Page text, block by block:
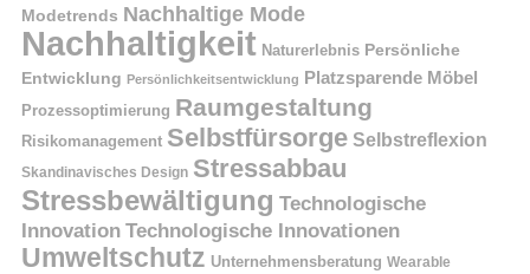
Modetrends Nachhaltige Mode
Nachhaltigkeit Naturerlebnis Persönliche
Entwicklung Persönlichkeitsentwicklung Platzsparende Möbel
Prozessoptimierung Raumgestaltung
Risikomanagement Selbstfürsorge Selbstreflexion
Skandinavisches Design Stressabbau
Stressbewältigung Technologische
Innovation Technologische Innovationen
Umweltschutz Unternehmensberatung Wearable